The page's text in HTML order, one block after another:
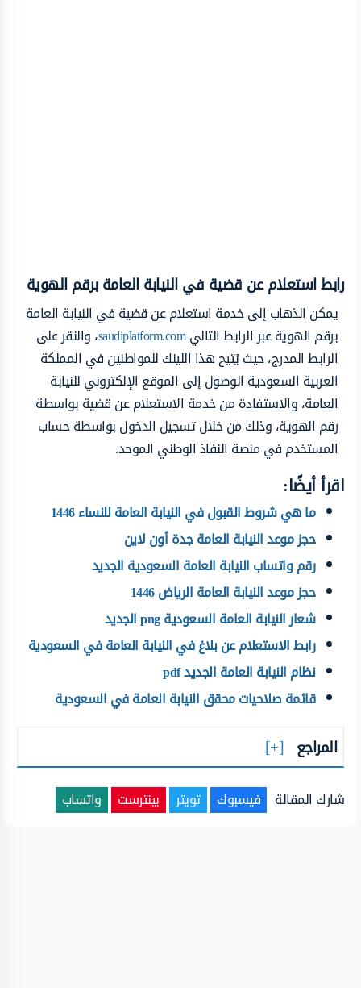
رابط استعلام عن قضية في النيابة العامة برقم الهوية
يمكن الذهاب إلى خدمة استعلام عن قضية في النيابة العامة
برقم الهوية عبر الرابط التاليsaudiplatform.com، والنقر على
الرابط المدرج، حيث يُتيح هذا اللينك للمواطنين في المملكة
العربية السعودية الوصول إلى الموقع الإلكتروني للنيابة
العامة، والاستفادة من خدمة الاستعلام عن قضية بواسطة
رقم الهوية، وذلك من خلال تسجيل الدخول بواسطة حساب
المستخدم في منصة النفاذ الوطني الموحد.
اقرأ أيضًا:
ما هي شروط القبول في النيابة العامة للنساء 1446
حجز موعد النيابة العامة جدة أون لاين
رقم واتساب النيابة العامة السعودية الجديد
حجز موعد النيابة العامة الرياض 1446
شعار النيابة العامة السعودية png الجديد
رابط الاستعلام عن بلاغ في النيابة العامة في السعودية
نظام النيابة العامة الجديد pdf
قائمة صلاحيات محقق النيابة العامة في السعودية
المراجع
شارك المقالة فيسبوك تويتر بينترست واتساب